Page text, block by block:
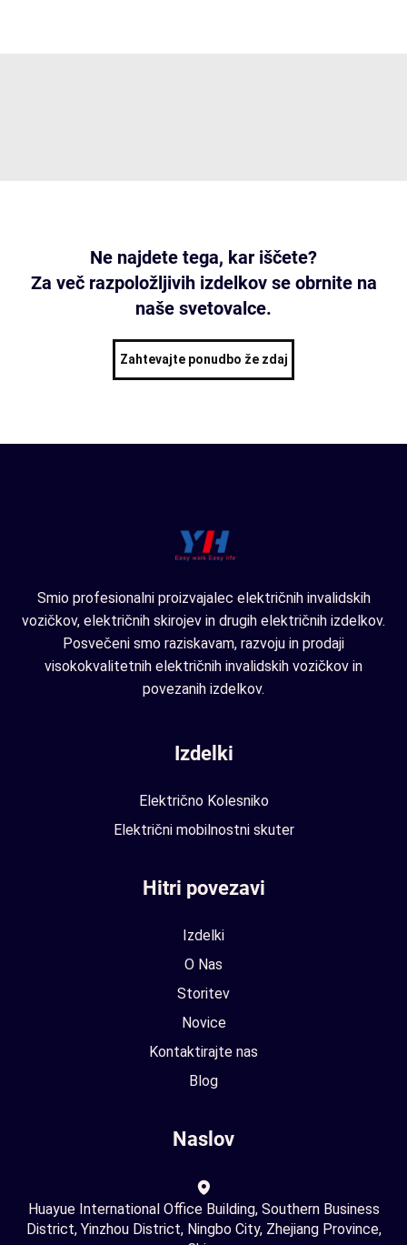
Ne najdete tega, kar iščete?
Za več razpoložljivih izdelkov se obrnite na
naše svetovalce.
Zahtevajte ponudbo že zdaj
Smio profesionalni proizvajalec električnih invalidskih
vozičkov, električnih skirojev in drugih električnih izdelkov.
Posvečeni smo raziskavam, razvoju in prodaji
visokokvalitetnih električnih invalidskih vozičkov in
povezanih izdelkov.
Izdelki
Električno Kolesniko
Električni mobilnostni skuter
Hitri povezavi
Izdelki
O Nas
Storitev
Novice
Kontaktirajte nas
Blog
Naslov
Huayue International Office Building, Southern Business
District, Yinzhou District, Ningbo City, Zhejiang Province,